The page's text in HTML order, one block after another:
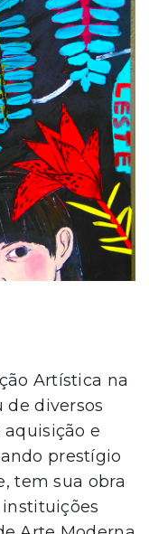
Artística na
de diversos
e
prestígio
tem sua obra